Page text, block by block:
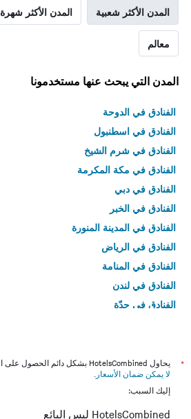
المدن الأكثر شعبية المدن الأكثر شهرة
معالم
المدن التي يبحث عنها مستخدمونا
الفنادق في الدوحة
الفنادق في اسطنبول
الفنادق في شرم الشيخ
الفنادق في مكة المكرمة
الفنادق في دبي
الفنادق في الخبر
الفنادق في المدينة المنورة
الفنادق في الرياض
الفنادق في المنامة
الفنادق في لندن
الفنادق في جدّة
*
يحاول HotelsCombined بشكل دائم الحصول على الأسعار الدقيقة، ولكن
لا يمكن ضمان الأسعار .
إليك السبب:
HotelsCombined ليس البائع